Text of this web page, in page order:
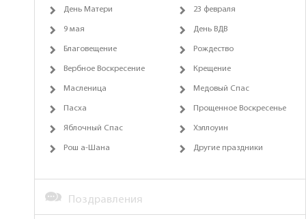
День Матери 23 февраля
9 мая День ВДВ
Благовещение Рождество
Вербное Воскресение Крещение
Масленица Медовый Спас
Пасха Прощенное Воскресенье
Яблочный Спас Хэллоуин
Рош а-Шана Другие праздники
Поздравления